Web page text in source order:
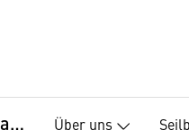
Seilbahnen, Fachgruppe Über uns